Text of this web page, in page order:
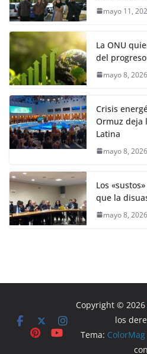
mayo 11,
La ONU
del
mayo 8, 2026
Crisis
Ormuz deja
Latina
mayo 8, 2026
Los
que la
mayo 8, 2026
Copyright ©
los
Tema: ColorMag
con